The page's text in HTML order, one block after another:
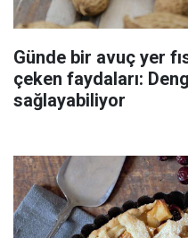
Günde bir avuç yer
çeken faydaları:
sağlayabiliyor